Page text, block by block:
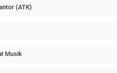
(ATK)
Musik